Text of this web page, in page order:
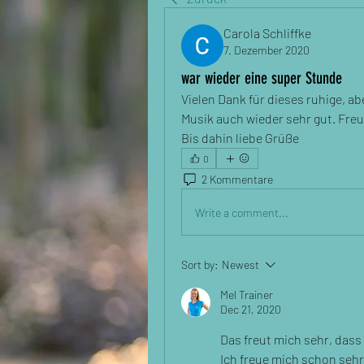
Carola Schliffke
7. Dezember 2020
war wieder eine super Stunde
Vielen Dank für dieses ruhige,
Musik auch wieder sehr gut.
Bis dahin liebe Grüße
0
2 Kommentare
Write a comment...
Sort by: Newest
Mel Trainer
Dec 21, 2020
Das freut mich sehr,
Ich freue mich schon